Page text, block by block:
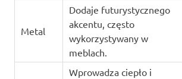
Metal
Dodaje futurystycznego
akcentu, często
wykorzystywany w
meblach.
Wprowadza ciepło i